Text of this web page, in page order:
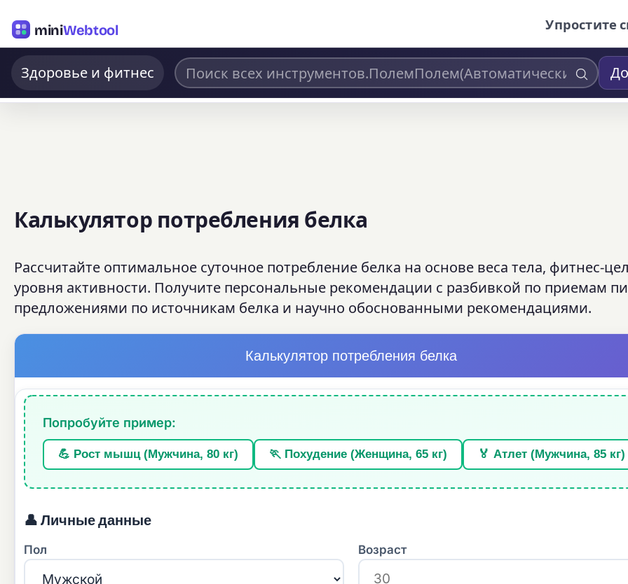
miniWebtool Упростите
Здоровье и фитнес
Калькулятор потребления белка
Рассчитайте оптимальное суточное потребление белка на основе веса тела, фитнес-
уровня активности. Получите персональные рекомендации с разбивкой по приемам
предложениями по источникам белка и научно обоснованными рекомендациями.
Калькулятор потребления белка
Попробуйте пример:
💪 Рост мышц (Мужчина, 80 кг) 🏃 Похудение (Женщина, 65 кг) 🏅 Атлет (Мужчина, 85 кг)
👤 Личные данные
Пол Возраст